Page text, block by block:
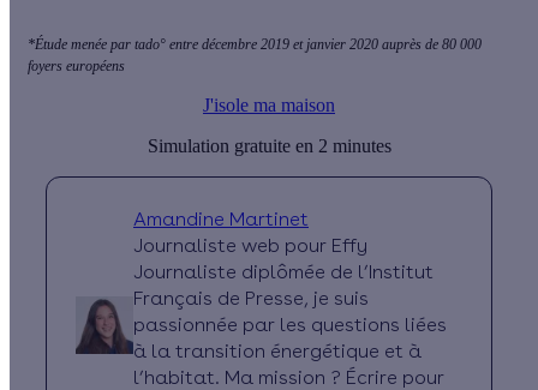
*Étude menée par tado° entre décembre 2019 et janvier 2020 auprès de 80 000
foyers européens
J'isole ma maison
Simulation gratuite en 2 minutes
Amandine Martinet
Journaliste web pour Effy
Journaliste diplômée de l’Institut
Français de Presse, je suis
passionnée par les questions liées
à la transition énergétique et à
l’habitat. Ma mission ? Écrire pour